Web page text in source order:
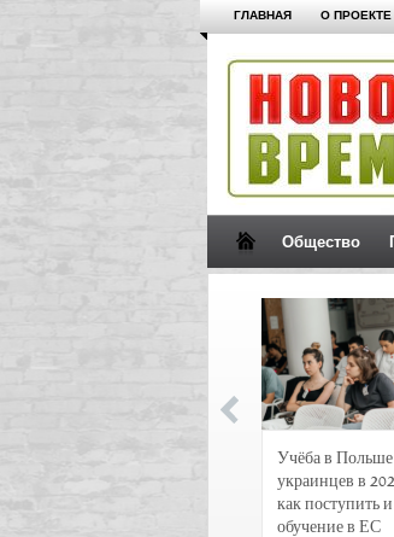
ГЛАВНАЯ О ПРОЕКТЕ
Общество
Учёба в Польше
украинцев в
как поступить
обучение в ЕС